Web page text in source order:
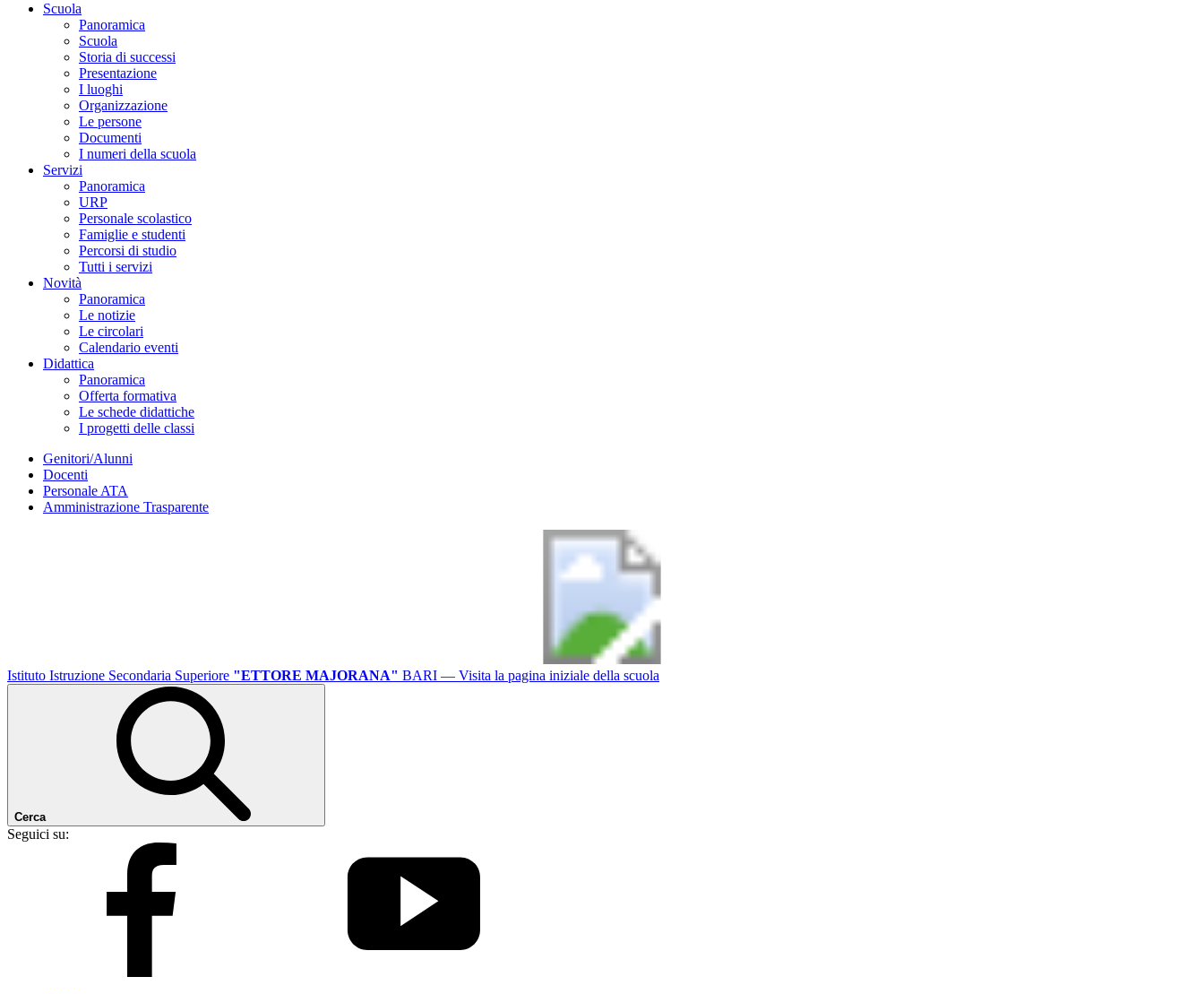
Scuola
Panoramica
Scuola
Storia di successi
Presentazione
I luoghi
Organizzazione
Le persone
Documenti
I numeri della scuola
Servizi
Panoramica
URP
Personale scolastico
Famiglie e studenti
Percorsi di studio
Tutti i servizi
Novità
Panoramica
Le notizie
Le circolari
Calendario eventi
Didattica
Panoramica
Offerta formativa
Le schede didattiche
I progetti delle classi
Genitori/Alunni
Docenti
Personale ATA
Amministrazione Trasparente
Istituto Istruzione Secondaria Superiore "ETTORE MAJORANA" BARI — Visita la pagina iniziale della scuola
Cerca
Seguici su: